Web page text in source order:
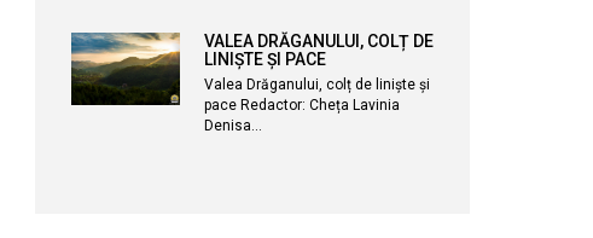
VALEA DRĂGANULUI, COLȚ DE
LINIȘTE ȘI PACE
Valea Drăganului, colț de liniște și
pace Redactor: Cheța Lavinia
Denisa…